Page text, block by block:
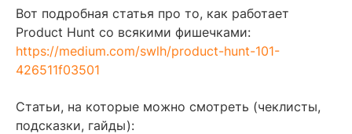
Вот подробная статья про то, как работает
Product Hunt со всякими фишечками:
https://medium.com/swlh/product-hunt-101-
426511f03501
Статьи, на которые можно смотреть (чеклисты,
подсказки, гайды):